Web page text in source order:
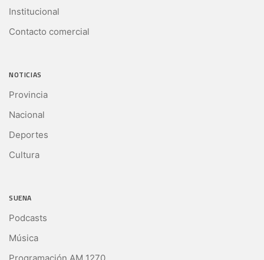
Institucional
Contacto comercial
NOTICIAS
Provincia
Nacional
Deportes
Cultura
SUENA
Podcasts
Música